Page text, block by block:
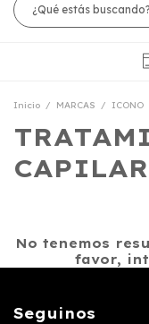
Inicio / MARCAS / ICONO
No tenemos
favor,
Seguinos